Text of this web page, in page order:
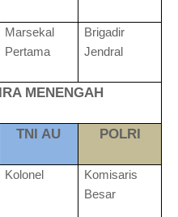
Marsekal
Pertama
Brigadir
Jendral
MENENGAH
TNI AU POLRI
Kolonel
Komisaris
Besar